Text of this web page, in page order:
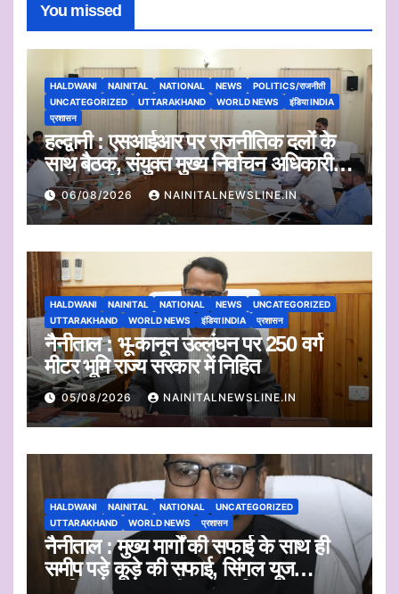
You missed
HALDWANI NAINITAL NATIONAL NEWS
POLITICS/राजनीती
UNCATEGORIZED
UTTARAKHAND WORLD NEWS
इंडिया INDIA
प्रशासन
हल्द्वानी : एसआईआर पर राजनीतिक दलों के
साथ बैठक, संयुक्त मुख्य निर्वाचन अधिकारी ने
सुनी आपत्तियां
06/08/2026 NAINITALNEWSLINE.IN
HALDWANI NAINITAL NATIONAL NEWS
UNCATEGORIZED
UTTARAKHAND
WORLD NEWS इंडिया INDIA प्रशासन
नैनीताल : भू-कानून उल्लंघन पर 250 वर्ग
मीटर भूमि राज्य सरकार में निहित
05/08/2026 NAINITALNEWSLINE.IN
HALDWANI NAINITAL NATIONAL
UNCATEGORIZED
UTTARAKHAND
WORLD NEWS प्रशासन
नैनीताल : मुख्य मार्गों की सफाई के साथ ही
समीप पड़े कूड़े की सफाई, सिंगल यूज